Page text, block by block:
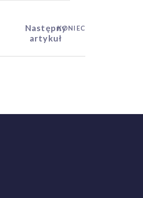
Następny
artykuł
KONIEC